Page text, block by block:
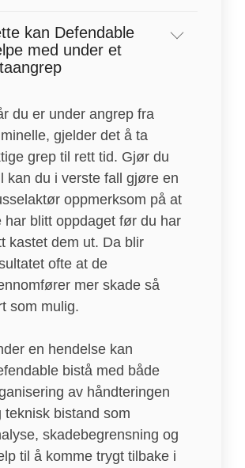
kan Defendable
med under et
du er under angrep fra
gjelder det å ta
grep til rett tid. Gjør du
kan du i verste fall gjøre en
oppmerksom på at
har blitt oppdaget før du har
kastet dem ut. Da blir
ofte at de
mer skade så
som mulig.
en hendelse kan
bistå med både
av håndteringen
teknisk bistand som
skadebegrensning og
til å komme trygt tilbake i